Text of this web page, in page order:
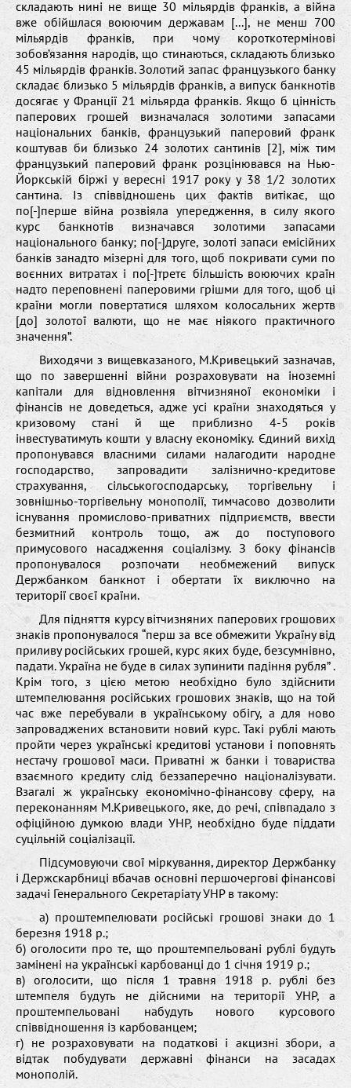
складають нині не вище 30 мільярдів франків, а війна
вже обійшлася воюючим державам [...], не менш 700
мільярдів франків, при чому короткотермінові
зобов’язання народів, що стинаються, складають близько
45 мільярдів франків. Золотий запас французького банку
складає близько 5 мільярдів франків, а випуск банкнотів
досягає у Франції 21 мільярда франків. Якщо б цінність
паперових грошей визначалася золотими запасами
національних банків, французький паперовий франк
коштував би близько 24 золотих сантинів [2], між тим
французький паперовий франк розцінювався на Нью-
Йоркській біржі у вересні 1917 року у 38 1/2 золотих
сантина. Із співвідношень цих фактів витікає, що
по[-]перше війна розвіяла упередження, в силу якого
курс банкнотів визначався золотими запасами
національного банку; по[-]друге, золоті запаси емісійних
банків занадто мізерні для того, щоб покривати суми по
воєнних витратах і по[-]третє більшість воюючих країн
надто переповнені паперовими грішми для того, щоб ці
країни могли повертатися шляхом колосальних жертв
[до] золотої валюти, що не має ніякого практичного
значення”.
Виходячи з вищевказаного, М.Кривецький зазначав,
що по завершенні війни розраховувати на іноземні
капітали для відновлення вітчизняної економіки і
фінансів не доведеться, адже усі країни знаходяться у
кризовому стані й ще приблизно 4-5 років
інвестуватимуть кошти у власну економіку. Єдиний вихід
пропонувався власними силами налагодити народне
господарство, запровадити залізнично-кредитове
страхування, сільськогосподарську, торгівельну і
зовнішньо-торгівельну монополії, тимчасово дозволити
існування промислово-приватних підприємств, ввести
безмитний контроль тощо, аж до поступового
примусового насадження соціалізму. З боку фінансів
пропонувалося розпочати необмежений випуск
Держбанком банкнот і обертати їх виключно на
території своєї країни.
Для підняття курсу вітчизняних паперових грошових
знаків пропонувалося “перш за все обмежити Україну від
приливу російських грошей, курс яких буде, безсумнівно,
падати. Україна не буде в силах зупинити падіння рубля” .
Крім того, з цією метою необхідно було здійснити
штемпелювання російських грошових знаків, що на той
час вже перебували в українському обігу, а для ново
запроваджених встановити новий курс. Такі рублі мають
пройти через українські кредитові установи і поповнять
нестачу грошової маси. Приватні ж банки і товариства
взаємного кредиту слід беззаперечно націоналізувати.
Взагалі ж українську економічно-фінансову сферу, на
переконанням М.Кривецького, яке, до речі, співпадало з
офіційною думкою влади УНР, необхідно буде піддати
суцільній соціалізації.
Підсумовуючи свої міркування, директор Держбанку
і Держскарбниці вбачав основні першочергові фінансові
задачі Генерального Секретаріату УНР в такому:
а) проштемпелювати російські грошові знаки до 1
березня 1918 р.;
б) оголосити про те, що проштемпельовані рублі будуть
замінені на українські карбованці до 1 січня 1919 р.;
в) оголосити, що після 1 травня 1918 р. рублі без
штемпеля будуть не дійсними на території УНР, а
проштемпельовані набудуть нового курсового
співвідношення із карбованцем;
г) не розраховувати на податкові і акцизні збори, а
відтак побудувати державні фінанси на засадах
монополій.